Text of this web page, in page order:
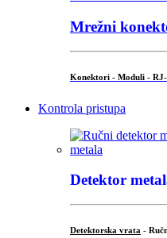
Mrežni
Konektori - Moduli -
Kontrola pristupa
Detektor
Detektorska vrata -